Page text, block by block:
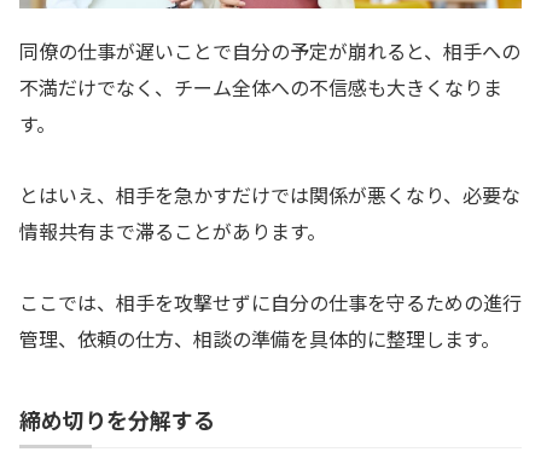
同僚の仕事が遅いことで自分の予定が崩れると、相手への
不満だけでなく、チーム全体への不信感も大きくなりま
す。
とはいえ、相手を急かすだけでは関係が悪くなり、必要な
情報共有まで滞ることがあります。
ここでは、相手を攻撃せずに自分の仕事を守るための進行
管理、依頼の仕方、相談の準備を具体的に整理します。
締め切りを分解する